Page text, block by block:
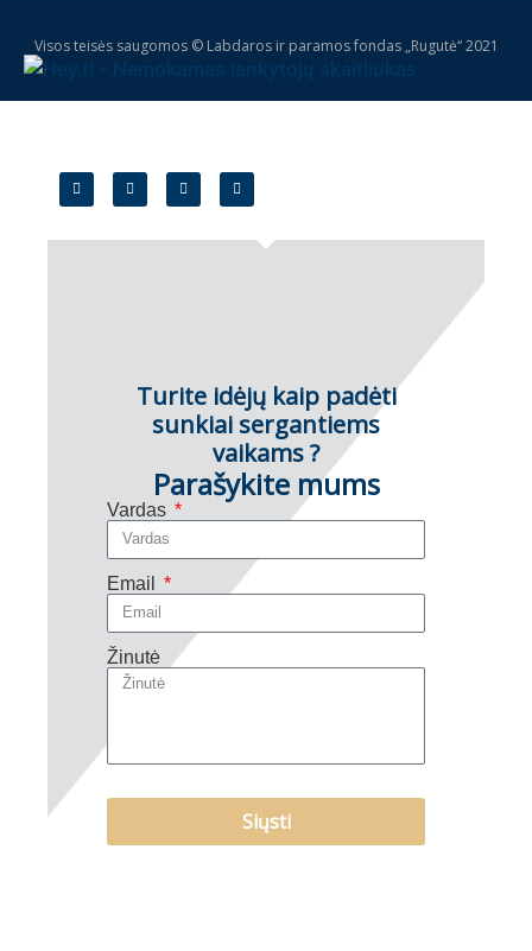
Visos teisės saugomos © Labdaros ir paramos fondas „Rugutė“ 2021
Turite idėjų kaip padėti
sunkiai sergantiems
vaikams ?
Parašykite mums
Vardas
Email
Žinutė
Siųsti